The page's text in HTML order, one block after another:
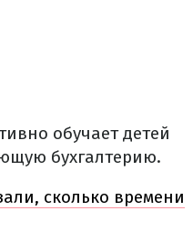
обучает детей
бухгалтерию.
сколько времени